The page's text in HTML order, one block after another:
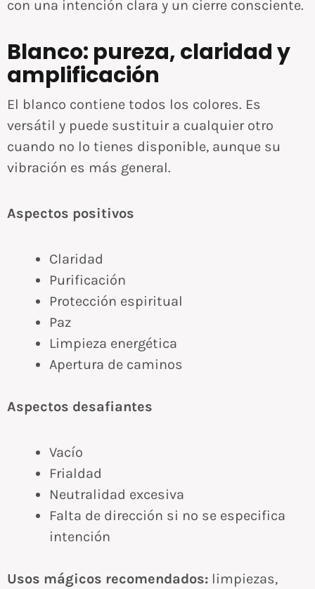
con una intención clara y un cierre consciente.
Blanco: pureza, claridad y
amplificación
El blanco contiene todos los colores. Es
versátil y puede sustituir a cualquier otro
cuando no lo tienes disponible, aunque su
vibración es más general.
Aspectos positivos
Claridad
Purificación
Protección espiritual
Paz
Limpieza energética
Apertura de caminos
Aspectos desafiantes
Vacío
Frialdad
Neutralidad excesiva
Falta de dirección si no se especifica
intención
Usos mágicos recomendados: limpiezas,